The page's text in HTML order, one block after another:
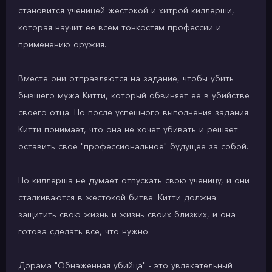
становится ученицей жестокой и хитрой киллерши,
которая научит ее всем тонкостям профессии и
применению оружия.
Вместе они отправляются на задание, чтобы убить
бывшего мужа Китти, который обвиняет ее в убийстве
своего отца. Но после успешного выполнения задания
Китти понимает, что она не хочет убивать и решает
оставить свое "профессиональное" будущее за собой.
Но киллерша не думает отпускать свою ученицу, и они
сталкиваются в жестокой битве. Китти должна
защитить свою жизнь и жизнь своих близких, и она
готова сделать все, что нужно.
Дорама "Обнаженная убийца" - это увлекательный